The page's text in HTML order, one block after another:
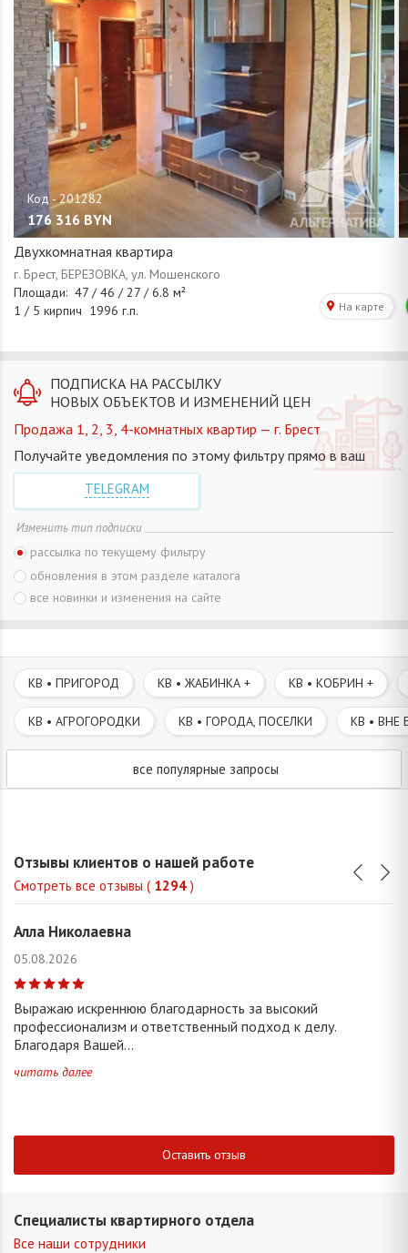
176 316 BYN
Двухкомнатная квартира
ПОДПИСКА НА РАССЫЛКУ
НОВЫХ ОБЪЕКТОВ И ИЗМЕНЕНИЙ ЦЕН
Продажа 1, 2, 3, 4-комнатных квартир — г. Брест
Получайте уведомления по этому фильтру прямо в ваш
TELEGRAM
Изменить тип подписки
рассылка по текущему фильтру
обновления в этом разделе каталога
все новинки и изменения на сайте
КВ • ПРИГОРОД КВ • ЖАБИНКА + КВ • КОБРИН +
КВ • АГРОГОРОДКИ КВ • ГОРОДА, ПОСЕЛКИ КВ • ВНЕ
все популярные запросы
Отзывы клиентов о нашей работе
Смотреть все отзывы ( 1294 )
Алла Николаевна
05.08.2026
Выражаю искреннюю благодарность за высокий
профессионализм и ответственный подход к делу.
Благодаря Вашей...
читать далее
Оставить отзыв
Специалисты квартирного отдела
Все наши сотрудники